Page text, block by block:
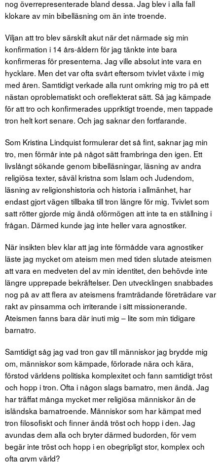
nog överrepresenterade bland dessa. Jag blev i alla fall
klokare av min bibelläsning om än inte troende.
Viljan att tro blev särskilt akut när det närmade sig min
konfirmation i 14 års-åldern för jag tänkte inte bara
konfirmeras för presenterna. Jag ville absolut inte vara en
hycklare. Men det var ofta svårt eftersom tvivlet växte i mig
med åren. Samtidigt verkade alla runt omkring mig tro på ett
nästan oproblematiskt och oreflekterat sätt. Så jag kämpade
för att tro och konfirmerades uppriktigt troende, men tappade
tron helt kort senare. Och jag saknar den fortfarande.
Som Kristina Lindquist formulerar det så fint, saknar jag min
tro, men förmår inte på något sätt frambringa den igen. Ett
livslångt sökande genom bibelläsningar, läsning av andra
religiösa texter, såväl kristna som Islam och Judendom,
läsning av religionshistoria och historia i allmänhet, har
endast gjort vägen tillbaka till tron längre för mig. Tvivlet som
satt rötter gjorde mig ändå oförmögen att inte ta en ställning i
frågan. Därmed kunde jag inte heller vara agnostiker.
När insikten blev klar att jag inte förmådde vara agnostiker
läste jag mycket om ateism men med tiden slutade ateismen
att vara en medveten del av min identitet, den behövde inte
längre upprepade bekräftelser. Den utvecklingen snabbades
nog på av att flera av ateismens framträdande företrädare var
rakt av pinsamma och irriterande i sitt missionerande.
Ateismen fanns bara där inuti mig – lite som min tidigare
barnatro.
Samtidigt såg jag vad tron ​​gav till människor jag brydde mig
om, människor som kämpade, förlorade nära och kära,
förstod världens politiska komplexitet och fann samtidigt tröst
och hopp i tron. Ofta i någon slags barnatro, men ändå. Jag
har träffat många mycket mer religiösa människor än de
isländska barnatroende. Människor som har kämpat med
tron ​​filosofiskt och finner ändå tröst och hopp i den. Jag
avundas dem alla och bryter därmed budorden, för vem
begär inte tröst och hopp i en obegripligt stor, komplex och
ofta grym värld?